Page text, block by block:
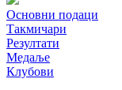
Основни подаци
Такмичари
Резултати
Медаље
Клубови